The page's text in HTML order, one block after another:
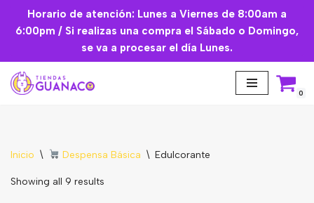
Saltar
contenido
Horario de atención: Lunes a Viernes de 8:00am a
6:00pm / Si realizas una compra el Sábado o Domingo,
se va a procesar el día Lunes.
0
Inicio \ Despensa Básica \ Edulcorante
Showing all 9 results